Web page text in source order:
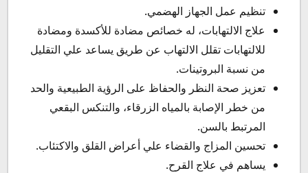
تنظيم عمل الجهاز الهضمي.
علاج الالتهابات، له خصائص مضادة للأكسدة ومضادة
للالتهابات تقلل الالتهاب عن طريق يساعد علي التقليل
من نسبة البروتينات.
تعزيز صحة النظر والحفاظ على الرؤية الطبيعية والحد
من خطر الإصابة بالمياه الزرقاء، والتنكس البقعي
المرتبط بالسن.
تحسين المزاج والقضاء علي أعراض القلق والاكتئاب.
يساهم في علاج القرح.